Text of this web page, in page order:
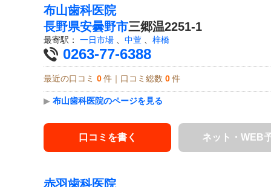
布山歯科医院
長野県安曇野市三郷温2251-1
最寄駅： 一日市場 中萱 梓橋
0263-77-6388
最近の口コミ 0 件｜口コミ総数 0 件
▶ 布山歯科医院のページを見る
口コミを書く ネット・WEB
赤羽歯科医院